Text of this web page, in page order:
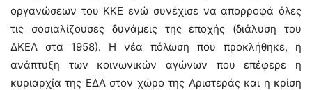
οργανώσεων του ΚΚΕ ενώ συνέχισε να απορροφά όλες
τις σοσιαλίζουσες δυνάμεις της εποχής (διάλυση του
ΔΚΕΛ στα 1958). Η νέα πόλωση που προκλήθηκε, η
ανάπτυξη των κοινωνικών αγώνων που επέφερε η
κυριαρχία της ΕΔΑ στον χώρο της Αριστεράς και η κρίση